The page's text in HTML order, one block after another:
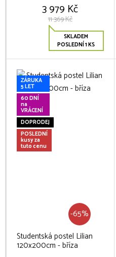
3 979 Kč
11 369 Kč
SKLADEM
POSLEDNÍ 1 KS
ZÁRUKA
5 LET
60 DNÍ
na
VRÁCENÍ
DOPRODEJ
POSLEDNÍ
kusy za
tuto cenu
-65%
Studentská postel Lilian
120x200cm - bříza